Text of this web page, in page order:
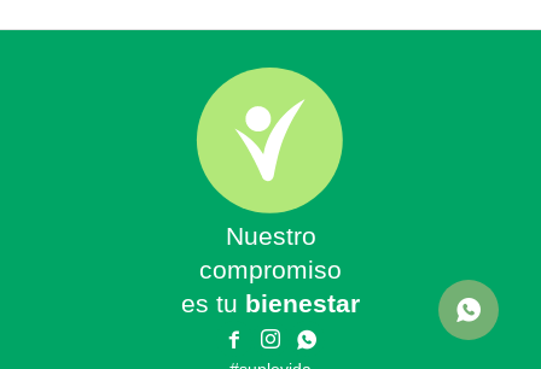
Nuestro
compromiso
es tu bienestar
 
